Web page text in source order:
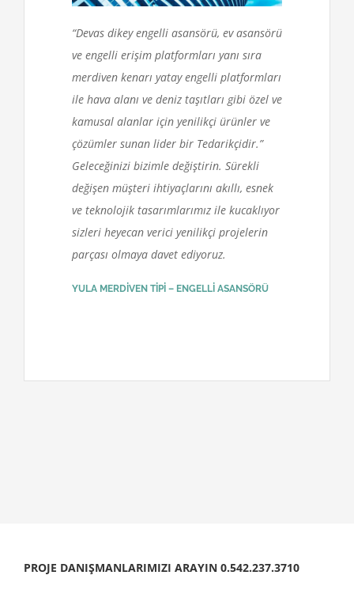
“Devas dikey engelli asansörü, ev asansörü
ve engelli erişim platformları yanı sıra
merdiven kenarı yatay engelli platformları
ile hava alanı ve deniz taşıtları gibi özel ve
kamusal alanlar için yenilikçi ürünler ve
çözümler sunan lider bir Tedarikçidir.”
Geleceğinizi bizimle değiştirin. Sürekli
değişen müşteri ihtiyaçlarını akıllı, esnek
ve teknolojik tasarımlarımız ile kucaklıyor
sizleri heyecan verici yenilikçi projelerin
parçası olmaya davet ediyoruz.
YULA MERDİVEN TİPİ – ENGELLİ ASANSÖRÜ
PROJE DANIŞMANLARIMIZI ARAYIN 0.542.237.3710